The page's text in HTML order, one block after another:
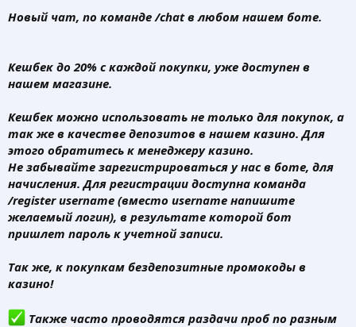
Новый чат, по команде /chat в любом нашем боте.
Кешбек до 20% с каждой покупки, уже доступен в
нашем магазине.
Кешбек можно использовать не только для покупок, а
так же в качестве депозитов в нашем казино. Для
этого обратитесь к менеджеру казино.
Не забывайте зарегистрироваться у нас в боте, для
начисления. Для регистрации доступна команда
/register username (вместо username напишите
желаемый логин), в результате которой бот
пришлет пароль к учетной записи.
Так же, к покупкам бездепозитные промокоды в
казино!
Также часто проводятся раздачи проб по разным